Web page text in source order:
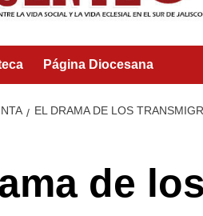
Página Diocesana
EL DRAMA DE LOS
de